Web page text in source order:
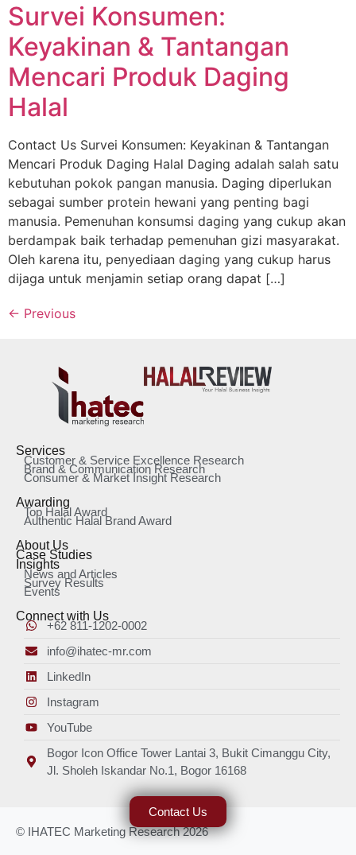
Survei Konsumen:
Keyakinan & Tantangan
Mencari Produk Daging
Halal
Contact Us Survei Konsumen: Keyakinan & Tantangan
Mencari Produk Daging Halal Daging adalah salah satu
kebutuhan pokok pangan manusia. Daging diperlukan
sebagai sumber protein hewani yang penting bagi
manusia. Pemenuhan konsumsi daging yang cukup akan
berdampak baik terhadap pemenuhan gizi masyarakat.
Oleh karena itu, penyediaan daging yang cukup harus
dijaga untuk menjamin setiap orang dapat […]
← Previous
Contact Us
Services
Customer & Service Excellence Research
Brand & Communication Research
Consumer & Market Insight Research
Awarding
Top Halal Award
Authentic Halal Brand Award
About Us
Case Studies
Insights
News and Articles
Survey Results
Events
Connect with Us
+62 811-1202-0002
info@ihatec-mr.com
LinkedIn
Instagram
YouTube
Bogor Icon Office Tower Lantai 3, Bukit Cimanggu City,
Jl. Sholeh Iskandar No.1, Bogor 16168
© IHATEC Marketing Research 2026